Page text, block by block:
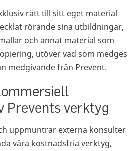
rätt till sitt eget material
rörande sina utbildningar,
och annat material som
utöver vad som medges
medgivande från Prevent.
Prevents verktyg
uppmuntrar externa konsulter
våra kostnadsfria verktyg,